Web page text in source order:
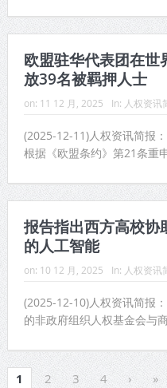
欧盟驻华代表团在世
放39名被羁押人士
on: 11 12 月, 2025 In: 人权资讯
(2025-12-11)人权资讯简报
根据《欧盟条约》第21条重
报告指出西方高校协
的人工智能
on: 10 12 月, 2025 In: 人权资讯
(2025-12-10)人权资讯简报
的非政府组织人权基金会与
1 2 3 4 › »